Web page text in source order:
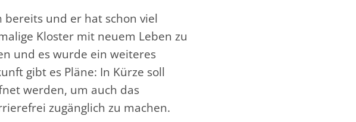
bereits und er hat schon viel
Kloster mit neuem Leben zu
und es wurde ein weiteres
gibt es Pläne: In Kürze soll
werden, um auch das
zugänglich zu machen.